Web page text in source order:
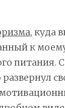
, куда
к
питания.